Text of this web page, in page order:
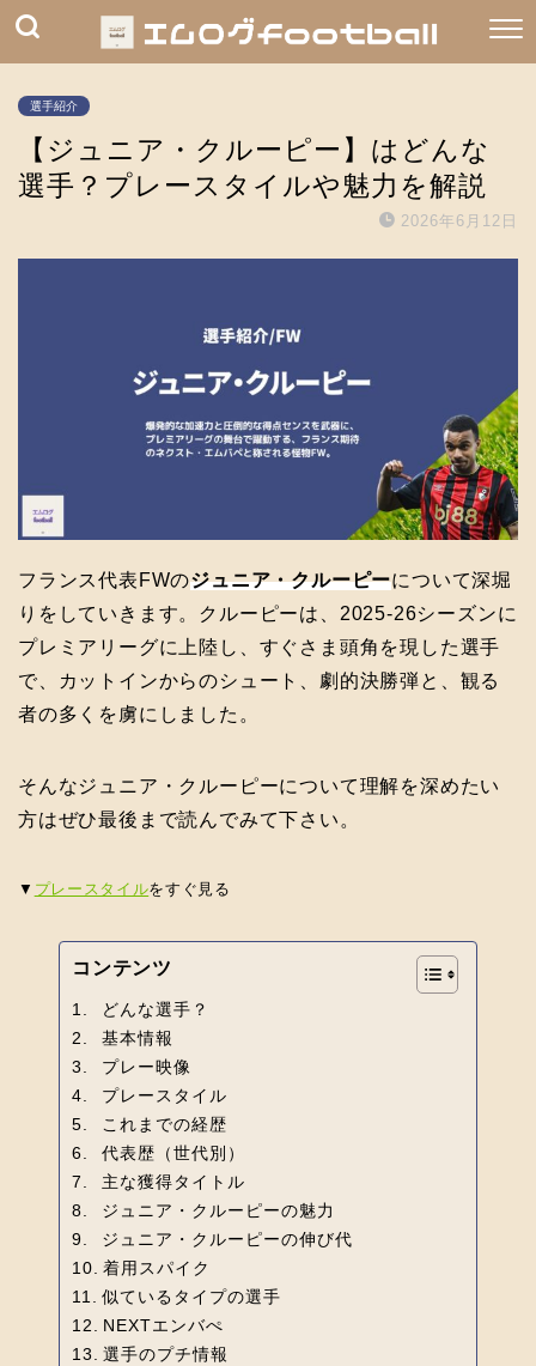
選手紹介
【ジュニア・クルーピー】はどんな
選手？プレースタイルや魅力を解説
2026年6月12日
フランス代表FWのジュニア・クルーピーについて深堀
りをしていきます。クルーピーは、2025-26シーズンに
プレミアリーグに上陸し、すぐさま頭角を現した選手
で、カットインからのシュート、劇的決勝弾と、観る
者の多くを虜にしました。
そんなジュニア・クルーピーについて理解を深めたい
方はぜひ最後まで読んでみて下さい。
▼ プレースタイルをすぐ見る
コンテンツ
どんな選手？
基本情報
プレー映像
プレースタイル
これまでの経歴
代表歴（世代別）
主な獲得タイトル
ジュニア・クルーピーの魅力
ジュニア・クルーピーの伸び代
着用スパイク
似ているタイプの選手
NEXTエンバぺ
選手のプチ情報